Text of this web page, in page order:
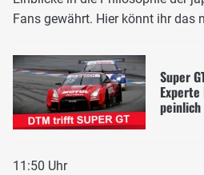
Fans gewährt. Hier könnt ihr das
Super
peinlich
11:50 Uhr